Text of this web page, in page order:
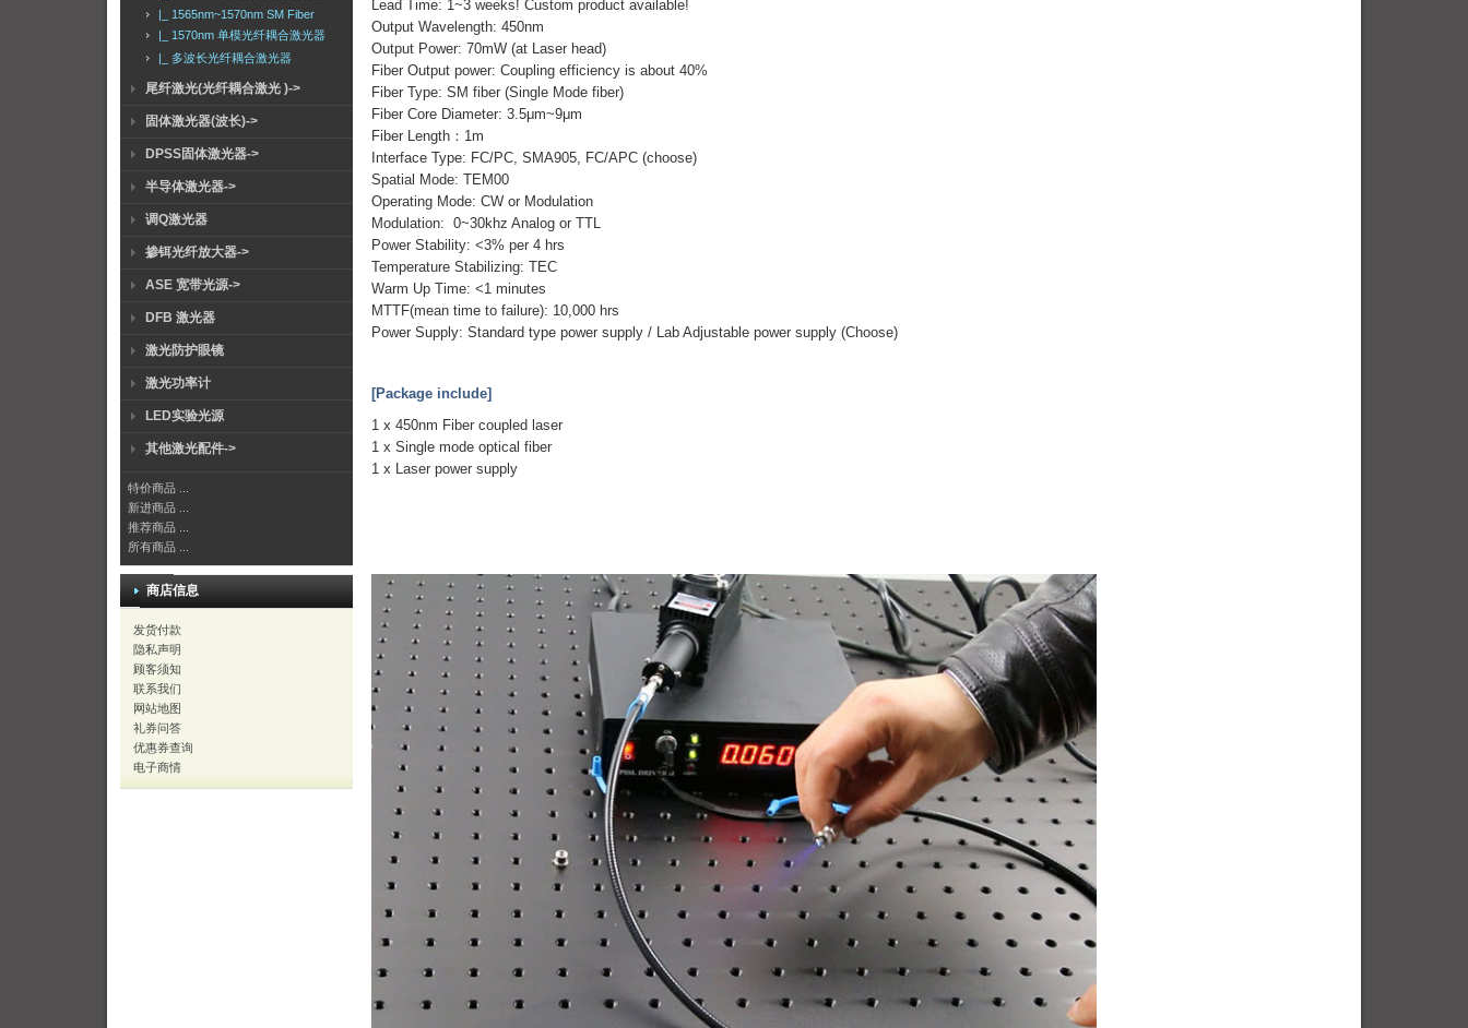
|_ 1565nm~1570nm SM Fiber
|_ 1570nm 单模光纤耦合激光器
|_ 多波长光纤耦合激光器
尾纤激光(光纤耦合激光 )->
固体激光器(波长)->
DPSS固体激光器->
半导体激光器->
调Q激光器
掺铒光纤放大器->
ASE 宽带光源->
DFB 激光器
激光防护眼镜
激光功率计
LED实验光源
其他激光配件->
特价商品 ...
新进商品 ...
推荐商品 ...
所有商品 ...
商店信息
发货付款
隐私声明
顾客须知
联系我们
网站地图
礼券问答
优惠券查询
电子商情
Lead Time: 1~3 weeks! Custom product available!
Output Wavelength: 450nm
Output Power: 70mW (at Laser head)
Fiber Output power: Coupling efficiency is about 40%
Fiber Type: SM fiber (Single Mode fiber)
Fiber Core Diameter: 3.5μm~9μm
Fiber Length：1m
Interface Type: FC/PC, SMA905, FC/APC (choose)
Spatial Mode: TEM00
Operating Mode: CW or Modulation
Modulation: 0~30khz Analog or TTL
Power Stability: <3% per 4 hrs
Temperature Stabilizing: TEC
Warm Up Time: <1 minutes
MTTF(mean time to failure): 10,000 hrs
Power Supply: Standard type power supply / Lab Adjustable power supply (Choose)
[Package include]
1 x 450nm Fiber coupled laser
1 x Single mode optical fiber
1 x Laser power supply